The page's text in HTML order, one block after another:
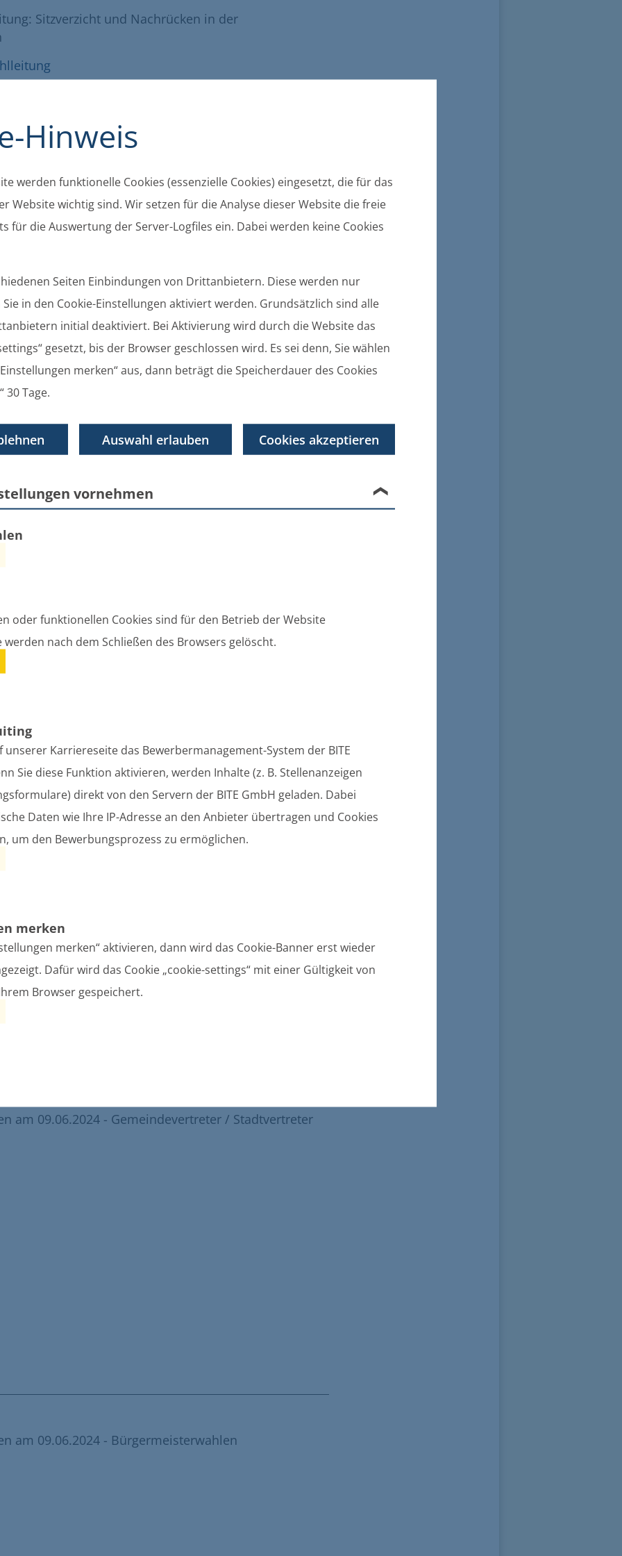
Hinweis
werden funktionelle Cookies (essenzielle Cookies) eingesetzt, die für das
Website wichtig sind. Wir setzen für die Analyse dieser Website die freie
für die Auswertung der Server-Logfiles ein. Dabei werden keine Cookies
Seiten Einbindungen von Drittanbietern. Diese werden nur
in den Cookie-Einstellungen aktiviert werden. Grundsätzlich sind alle
initial deaktiviert. Bei Aktivierung wird durch die Website das
gesetzt, bis der Browser geschlossen wird. Es sei denn, Sie wählen
merken“ aus, dann beträgt die Speicherdauer des Cookies
30 Tage.
Auswahl erlauben Cookies akzeptieren
vornehmen
oder funktionellen Cookies sind für den Betrieb der Website
werden nach dem Schließen des Browsers gelöscht.
unserer Karriereseite das Bewerbermanagement-System der BITE
Sie diese Funktion aktivieren, werden Inhalte (z. B. Stellenanzeigen
direkt von den Servern der BITE GmbH geladen. Dabei
Daten wie Ihre IP-Adresse an den Anbieter übertragen und Cookies
um den Bewerbungsprozess zu ermöglichen.
merken
merken“ aktivieren, dann wird das Cookie-Banner erst wieder
Dafür wird das Cookie „cookie-settings“ mit einer Gültigkeit von
Browser gespeichert.
Sitzverzicht und Nachrücken in der
Sitzverzicht und Nachrücken in der
Sitzverzicht und Nachrücken in der
Sitzverzicht und Nachrücken in der
Sitzverzicht und Nachrücken in der
Sitzverzicht und Nachrücken in der
Sitzverzicht und Nachrücken in der
Sitzverzicht und Nachrücken in der
Sitzverzicht und Nachrücken in der
am 09.06.2024 - Gemeindevertreter / Stadtvertreter
am 09.06.2024 - Bürgermeisterwahlen